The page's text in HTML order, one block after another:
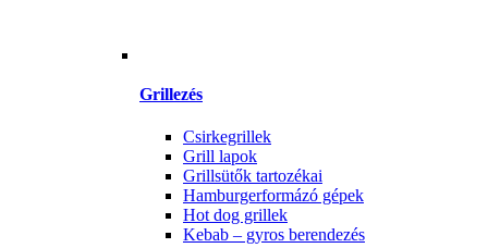
Grillezés
Csirkegrillek
Grill lapok
Grillsütők tartozékai
Hamburgerformázó gépek
Hot dog grillek
Kebab – gyros berendezés